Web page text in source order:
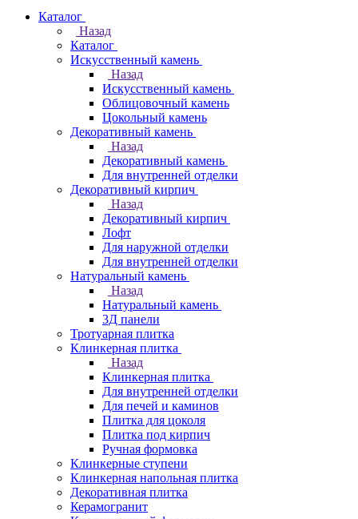
Каталог
Назад
Каталог
Искусственный камень
Назад
Искусственный камень
Облицовочный камень
Цокольный камень
Декоративный камень
Назад
Декоративный камень
Для внутренней отделки
Декоративный кирпич
Назад
Декоративный кирпич
Лофт
Для наружной отделки
Для внутренней отделки
Натуральный камень
Назад
Натуральный камень
3Д панели
Тротуарная плитка
Клинкерная плитка
Назад
Клинкерная плитка
Для внутренней отделки
Для печей и каминов
Плитка для цоколя
Плитка под кирпич
Ручная формовка
Клинкерные ступени
Клинкерная напольная плитка
Декоративная плитка
Керамогранит